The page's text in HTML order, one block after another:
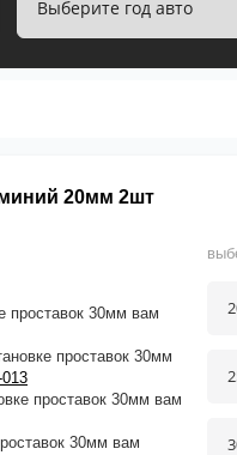
20мм 2шт
проставок 30мм вам
проставок 30мм
проставок 30мм вам
30мм вам